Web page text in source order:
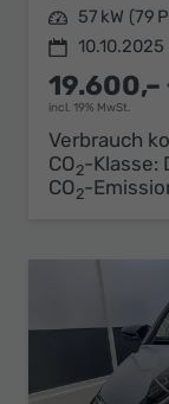
Leistung 57 kW (79
10.10.2025
19.600,–
incl. 19% MwSt.
Verbrauch
CO2-Klasse:
CO2-